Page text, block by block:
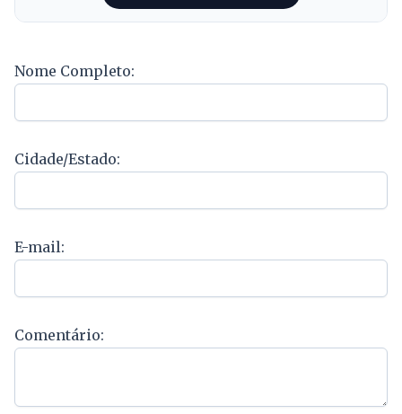
Nome Completo:
Cidade/Estado:
E-mail:
Comentário: